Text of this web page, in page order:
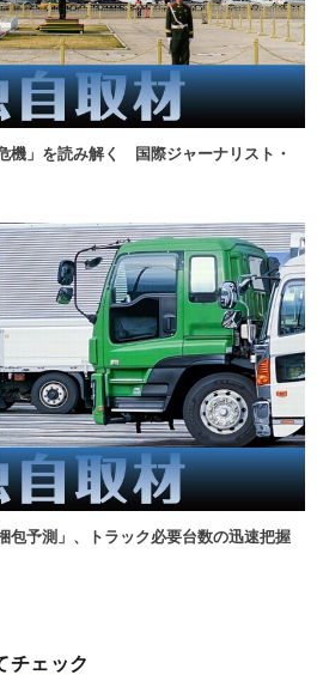
機」を読み解く 国際ジャーナリスト・
包予測」、トラック必要台数の迅速把握
チェック